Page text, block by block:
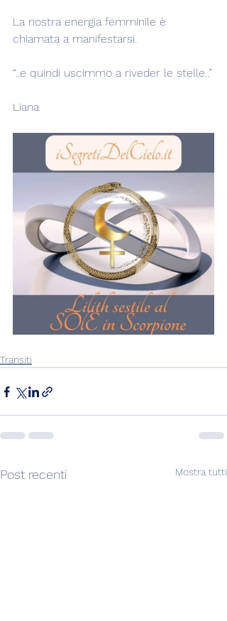
La nostra energia femminile è
chiamata a manifestarsi.
“..e quindi uscimmo a riveder le stelle..”
Liana
Transiti
Post recenti Mostra tutti